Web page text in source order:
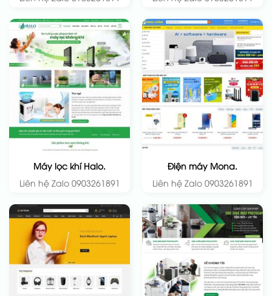
Máy lọc khí Halo.
Liên hệ Zalo 0903261891
Điện máy Mona.
Liên hệ Zalo 0903261891